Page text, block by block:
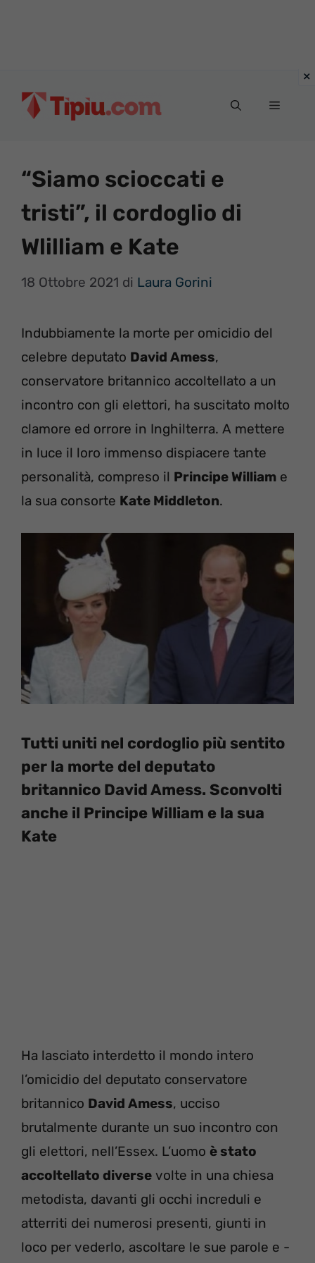
Menu
“Siamo scioccati e
tristi”, il cordoglio di
Wlilliam e Kate
18 Ottobre 2021 di Laura Gorini
Indubbiamente la morte per omicidio del
celebre deputato David Amess,
conservatore britannico accoltellato a un
incontro con gli elettori, ha suscitato molto
clamore ed orrore in Inghilterra. A mettere
in luce il loro immenso dispiacere tante
personalità, compreso il Principe William e
la sua consorte Kate Middleton.
Tutti uniti nel cordoglio più sentito
per la morte del deputato
britannico David Amess. Sconvolti
anche il Principe William e la sua
Kate
Ha lasciato interdetto il mondo intero
l’omicidio del deputato conservatore
britannico David Amess, ucciso
brutalmente durante un suo incontro con
gli elettori, nell’Essex. L’uomo è stato
accoltellato diverse volte in una chiesa
metodista, davanti gli occhi increduli e
atterriti dei numerosi presenti, giunti in
loco per vederlo, ascoltare le sue parole e -